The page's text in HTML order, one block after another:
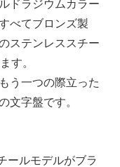
ドラジウムカラー
べてブロンズ製
ステンレススチー
す。
う一つの際立った
文字盤です。
ールモデルがブラ